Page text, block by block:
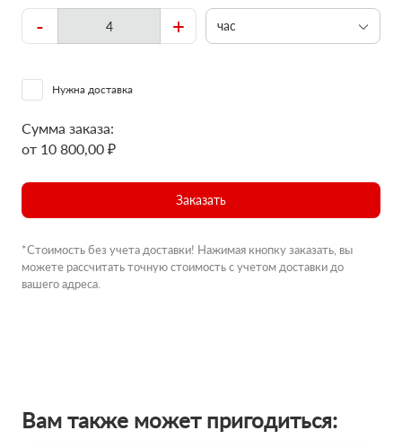
- + час
Нужна доставка
Сумма заказа:
от 10 800,00 ₽
Заказать
*Стоимость без учета доставки! Нажимая кнопку заказать, вы
можете рассчитать точную стоимость с учетом доставки до
вашего адреса.
Вам также может пригодиться: